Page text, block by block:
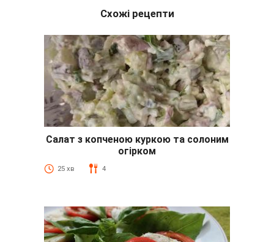
Схожі рецепти
Салат з копченою куркою та солоним
огірком
25 хв 4